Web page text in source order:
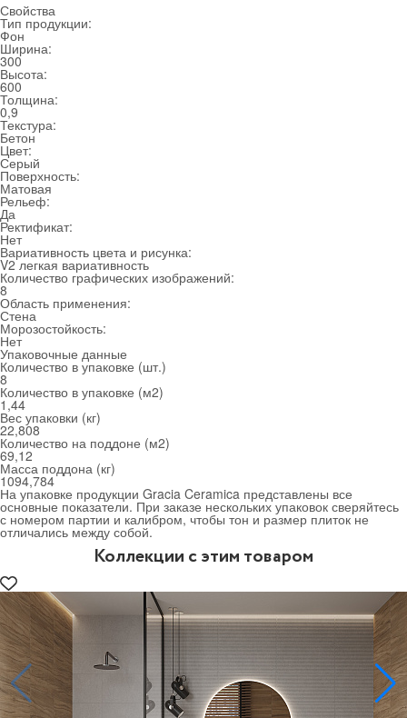
Свойства
Тип продукции:
Фон
Ширина:
300
Высота:
600
Толщина:
0,9
Текстура:
Бетон
Цвет:
Серый
Поверхность:
Матовая
Рельеф:
Да
Ректификат:
Нет
Вариативность цвета и рисунка:
V2 легкая вариативность
Количество графических изображений:
8
Область применения:
Стена
Морозостойкость:
Нет
Упаковочные данные
Количество в упаковке (шт.)
8
Количество в упаковке (м2)
1,44
Вес упаковки (кг)
22,808
Количество на поддоне (м2)
69,12
Масса поддона (кг)
1094,784
На упаковке продукции Gracia Ceramica представлены все
основные показатели. При заказе нескольких упаковок сверяйтесь
с номером партии и калибром, чтобы тон и размер плиток не
отличались между собой.
Коллекции с этим товаром